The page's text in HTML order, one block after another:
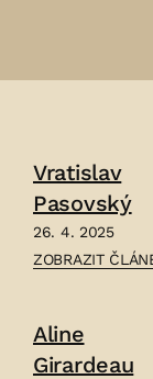
Vratislav
Pasovský
26. 4. 2025
ČLÁNEK:
–
ZOBRAZIT
Aline
Girardeau